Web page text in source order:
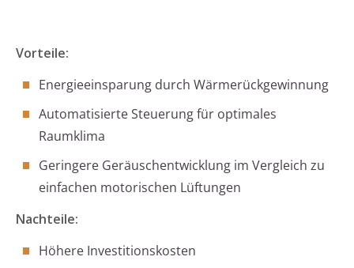
Vorteile:
Energieeinsparung durch Wärmerückgewinnung
Automatisierte Steuerung für optimales
Raumklima
Geringere Geräuschentwicklung im Vergleich zu
einfachen motorischen Lüftungen
Nachteile:
Höhere Investitionskosten